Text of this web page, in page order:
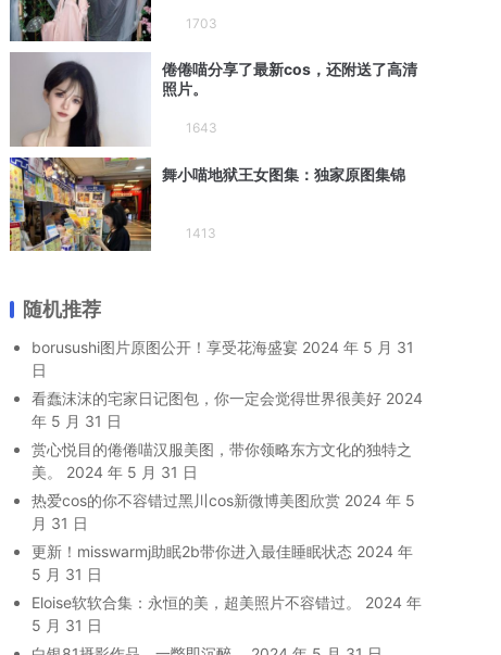
1703
倦倦喵分享了最新cos，还附送了高清
照片。
1643
舞小喵地狱王女图集：独家原图集锦
1413
随机推荐
borusushi图片原图公开！享受花海盛宴 2024 年 5 月 31
日
看蠢沫沫的宅家日记图包，你一定会觉得世界很美好 2024
年 5 月 31 日
赏心悦目的倦倦喵汉服美图，带你领略东方文化的独特之
美。
2024 年 5 月 31 日
热爱cos的你不容错过黑川cos新微博美图欣赏 2024 年 5
月 31 日
更新！misswarmj助眠2b带你进入最佳睡眠状态 2024 年
5 月 31 日
Eloise软软合集：永恒的美，超美照片不容错过。
2024 年
5 月 31 日